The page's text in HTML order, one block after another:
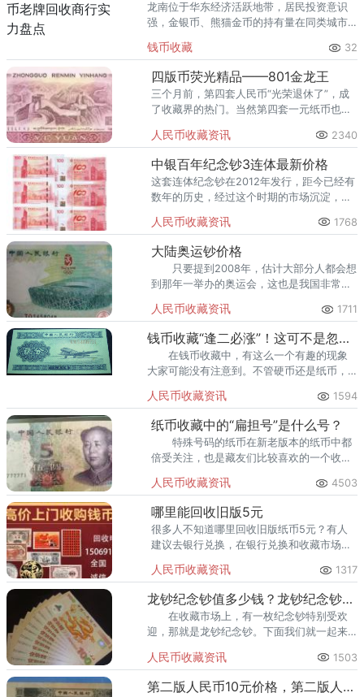
龙南位于华东经济活跃地带，居民投资意识
强，金银币、熊猫金币的持有量在同类城市
熊猫金币的需求就明显升温，但鱼龙混杂的
回收渠道里，能精准识别版别溢
钱币收藏 32
四版币荧光精品——801金龙王
三个月前，第四套人民币“光荣退休了”，成
了收藏界的热门。当然第四套一元纸币也不
的品种。
人民币收藏资讯 2340
中银百年纪念钞3连体最新价格
这套连体纪念钞在2012年发行，距今已经有
数年的历史，经过这个时期的市场沉淀，它
年纪念钞3连体的价值在3000元左右。
人民币收藏资讯 1768
大陆奥运钞价格
只要提到2008年，估计大部分人都会想
到那年一举办的奥运会，这也是我国非常重
的奥运梦，国家特别重视这次奥运会的举
办，全国上下都齐心协
人民币收藏资讯 1711
钱币收藏“逢二必涨”！这可不是忽悠人的.....
在钱币收藏中，有这么一个有趣的现象
大家可能没有注意到。不管硬币还是纸币，
后，三版币开始逐步退出，从流通领域转到
收藏领域。
人民币收藏资讯 1594
纸币收藏中的“扁担号”是什么号？
特殊号码的纸币在新老版本的纸币中都
倍受关注，也是藏友们比较喜欢的一个收藏
人民币收藏资讯 4503
哪里能回收旧版5元
很多人不知道哪里回收旧版纸币5元？有人
建议去银行兑换，在银行兑换和收藏市场上
元纸币价格，可提供上门回收服务。
人民币收藏资讯 1317
龙钞纪念钞值多少钱？龙钞纪念钞最新价格表
在收藏市场上，有一枚纪念钞特别受欢
迎，那就是龙钞纪念钞。下面我们就一起来
人民币收藏资讯 1503
第二版人民币10元价格，第二版人民币10元值多少钱？